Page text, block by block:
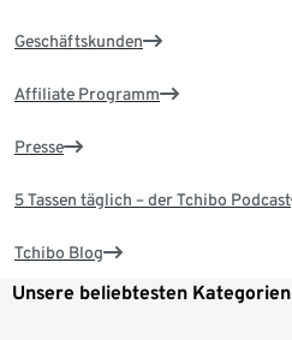
Geschäftskunden
Affiliate Programm
Presse
5 Tassen täglich – der Tchibo Podcast
Tchibo Blog
Unsere beliebtesten Kategorien